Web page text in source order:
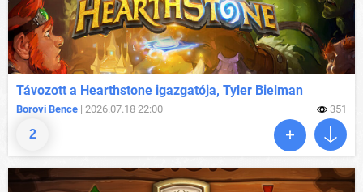
2
Távozott a Hearthstone igazgatója, Tyler Bielman
Borovi Bence | 2026.07.18 22:00 351